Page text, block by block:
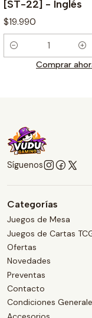
[ST-22] - Inglés
$19.990
Cantidad
Comprar
Síguenos
Categorías
Juegos de Mesa
Juegos de Cartas
Ofertas
Novedades
Preventas
Contacto
Condiciones